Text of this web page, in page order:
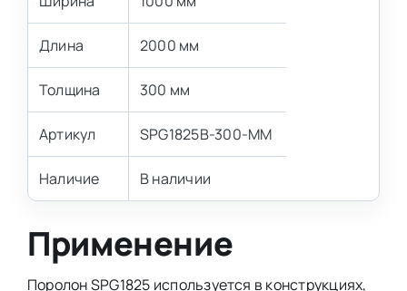
Длина 2000 мм
Толщина 300 мм
Артикул SPG1825B-300-MM
Наличие В наличии
Применение
Поролон SPG1825 используется в конструкциях,